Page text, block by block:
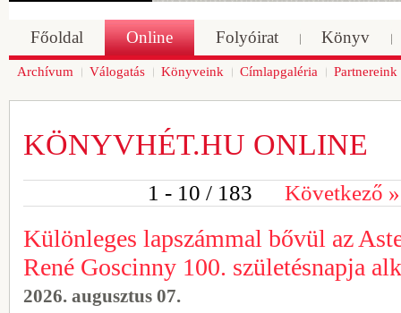
Főoldal Online Folyóirat Könyv
Archívum Válogatás Könyveink Címlapgaléria Partnereink
KÖNYVHÉT.HU ONLINE
1 - 10 / 183 Következő »
Különleges lapszámmal bővül az
René Goscinny 100. születésnapja
2026. augusztus 07.